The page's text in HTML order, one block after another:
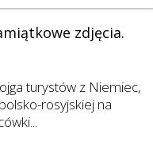
zdjęcia.
turystów z Niemiec,
rosyjskiej na